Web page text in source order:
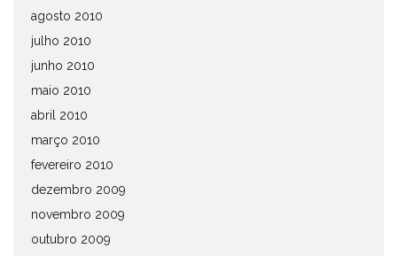
agosto 2010
julho 2010
junho 2010
maio 2010
abril 2010
março 2010
fevereiro 2010
dezembro 2009
novembro 2009
outubro 2009